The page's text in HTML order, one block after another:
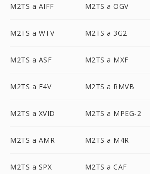
M2TS a AIFF M2TS a OGV
M2TS a WTV M2TS a 3G2
M2TS a ASF M2TS a MXF
M2TS a F4V M2TS a RMVB
M2TS a XVID M2TS a MPEG-2
M2TS a AMR M2TS a M4R
M2TS a SPX M2TS a CAF